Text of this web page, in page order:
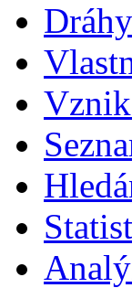
Dráhy